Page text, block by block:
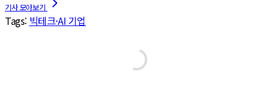
Tags: 빅테크·AI 기업